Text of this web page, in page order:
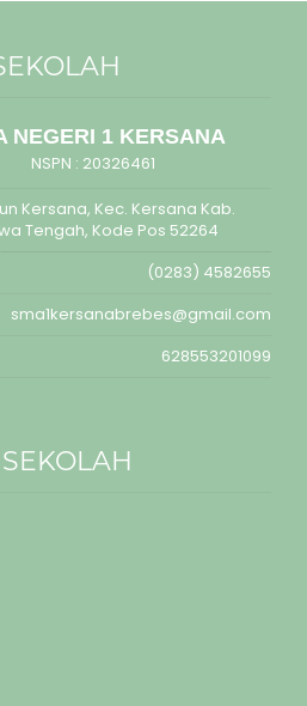
NEGERI 1 KERSANA
NSPN : 20326461
Kersana, Kec. Kersana Kab.
Tengah, Kode Pos 52264
(0283) 4582655
sma1kersanabrebes@gmail.com
628553201099